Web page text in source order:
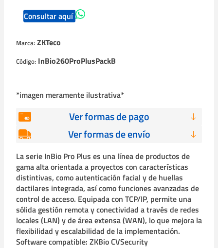
Consultar aquí
Marca: ZKTeco
Código: InBio260ProPlusPackB
*imagen meramente ilustrativa*
Ver formas de pago
Ver formas de envío
La serie InBio Pro Plus es una línea de productos de
gama alta orientada a proyectos con características
distintivas, como autenticación facial y de huellas
dactilares integrada, así como funciones avanzadas de
control de acceso. Equipada con TCP/IP, permite una
sólida gestión remota y conectividad a través de redes
locales (LAN) y de área extensa (WAN), lo que mejora la
flexibilidad y escalabilidad de la implementación.
Software compatible: ZKBio CVSecurity